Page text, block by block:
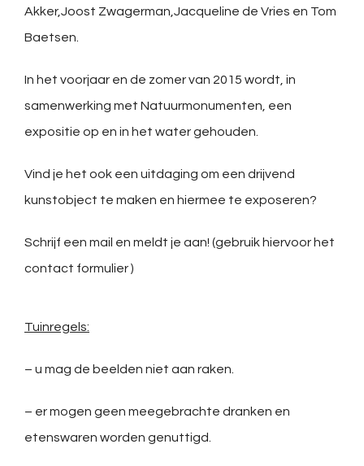
Akker,Joost Zwagerman,Jacqueline de Vries en Tom
Baetsen.
In het voorjaar en de zomer van 2015 wordt, in
samenwerking met Natuurmonumenten, een
expositie op en in het water gehouden.
Vind je het ook een uitdaging om een drijvend
kunstobject te maken en hiermee te exposeren?
Schrijf een mail en meldt je aan! (gebruik hiervoor het
contact formulier )
Tuinregels:
– u mag de beelden niet aan raken.
– er mogen geen meegebrachte dranken en
etenswaren worden genuttigd.